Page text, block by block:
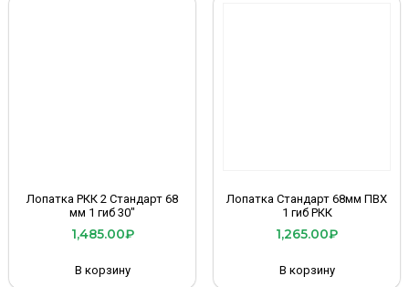
Лопатка РКК 2 Стандарт 68
мм 1 гиб 30″
1,485.00₽
В корзину
Лопатка Стандарт 68мм ПВХ
1 гиб РКК
1,265.00₽
В корзину